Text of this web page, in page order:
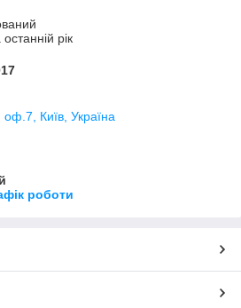
рік
Київ, Україна
роботи